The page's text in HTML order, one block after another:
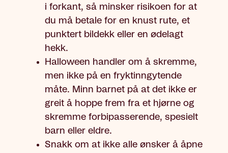
i forkant, så minsker risikoen for at
du må betale for en knust rute, et
punktert bildekk eller en ødelagt
hekk.
Halloween handler om å skremme,
men ikke på en fryktinngytende
måte. Minn barnet på at det ikke er
greit å hoppe frem fra et hjørne og
skremme forbipasserende, spesielt
barn eller eldre.
Snakk om at ikke alle ønsker å åpne